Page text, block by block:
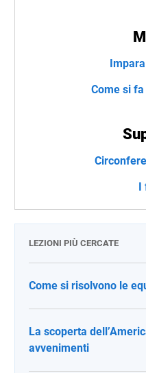
Come si
I
LEZIONI PIÙ CERCATE
Come si risolvono le
La scoperta
avvenimenti